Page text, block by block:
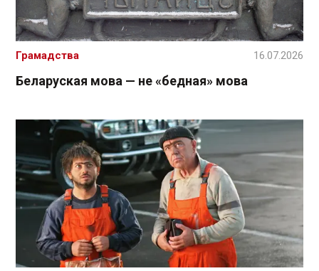
Беларуская мова — не «бедная» мова
Грамадства 16.07.2026